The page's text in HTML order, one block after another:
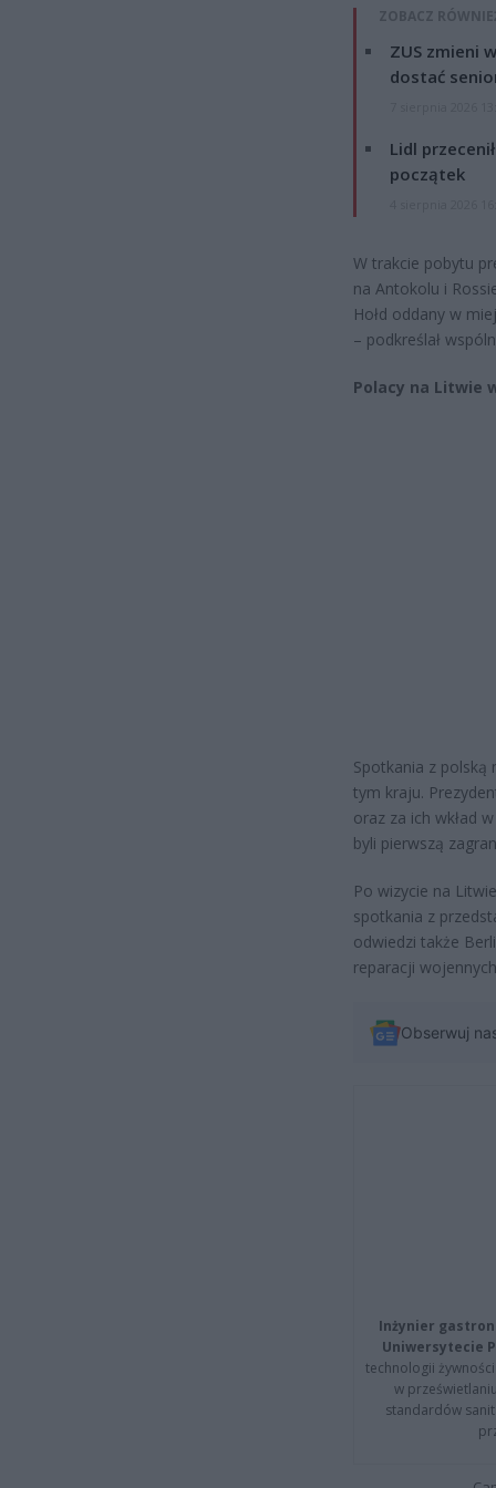
ZOBACZ
ZUS zmieni
dostać
Lidl
początek
W trakcie pobytu
na Antokolu i
Hołd oddany w
– podkreślał
Polacy na Litwie
Spotkania z
tym kraju.
oraz za ich wkład
byli pierwszą
Po wizycie na
spotkania z
odwiedzi także
reparacji
Obserwuj
Inżynier
Uniwersytecie
technologii
w
standardów